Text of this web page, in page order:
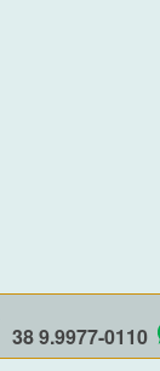
38 9.9977-0110